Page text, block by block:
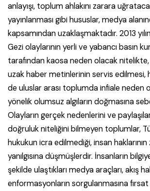
anlayışı, toplum ahlakını zarara
yayınlanması gibi hususlar, medya
kapsamından uzaklaşmaktadır. 2013
Gezi olaylarının yerli ve yabancı basın
tarafından kaosa neden olacak
uzak haber metinlerinin servis edilmesi,
de uluslar arası toplumda infiale neden
yönelik olumsuz algıların doğmasına
Olayların gerçek nedenlerini ve
doğruluk niteliğini bilmeyen toplumlar,
hukukun icra edilmediği, insan haklarının
yanılgısına düşmüşlerdir. İnsanların
şekilde ulaştıkları medya araçları, akış
enformasyonların sorgulanmasına